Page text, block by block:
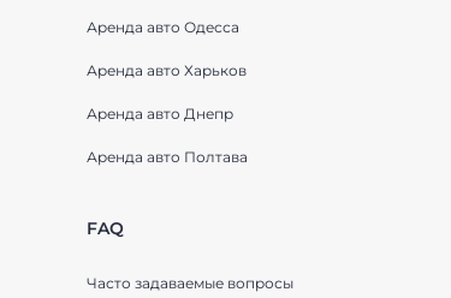
Аренда авто Одесса
Аренда авто Харьков
Аренда авто Днепр
Аренда авто Полтава
FAQ
Часто задаваемые вопросы